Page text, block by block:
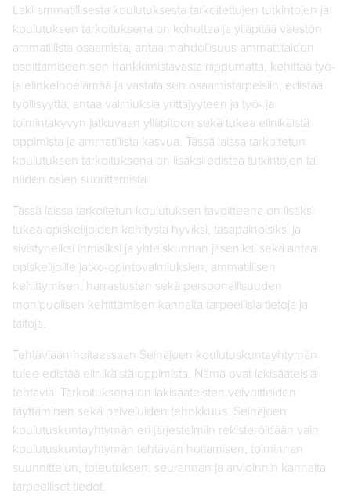
Laki ammatillisesta koulutuksesta tarkoitettujen tutkintojen ja
koulutuksen tarkoituksena on kohottaa ja ylläpitää väestön
ammatillista osaamista, antaa mahdollisuus ammattitaidon
osoittamiseen sen hankkimistavasta riippumatta, kehittää työ-
ja elinkeinoelämää ja vastata sen osaamistarpeisiin, edistää
työllisyyttä, antaa valmiuksia yrittäjyyteen ja työ- ja
toimintakyvyn jatkuvaan ylläpitoon sekä tukea elinikäistä
oppimista ja ammatillista kasvua. Tässä laissa tarkoitetun
koulutuksen tarkoituksena on lisäksi edistää tutkintojen tai
niiden osien suorittamista.
Tässä laissa tarkoitetun koulutuksen tavoitteena on lisäksi
tukea opiskelijoiden kehitystä hyviksi, tasapainoisiksi ja
sivistyneiksi ihmisiksi ja yhteiskunnan jäseniksi sekä antaa
opiskelijoille jatko-opintovalmiuksien, ammatillisen
kehittymisen, harrastusten sekä persoonallisuuden
monipuolisen kehittämisen kannalta tarpeellisia tietoja ja
taitoja.
Tehtäviään hoitaessaan Seinäjoen koulutuskuntayhtymän
tulee edistää elinikäistä oppimista. Nämä ovat lakisääteisiä
tehtäviä. Tarkoituksena on lakisääteisten velvoitteiden
täyttäminen sekä palveluiden tehokkuus. Seinäjoen
koulutuskuntayhtymän eri järjestelmiin rekisteröidään vain
koulutuskuntayhtymän tehtävän hoitamisen, toiminnan
suunnittelun, toteutuksen, seurannan ja arvioinnin kannalta
tarpeelliset tiedot.